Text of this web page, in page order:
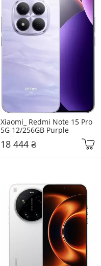
Xiaomi_ Redmi Note 15 Pro
5G 12/256GB Purple
18 444 ₴